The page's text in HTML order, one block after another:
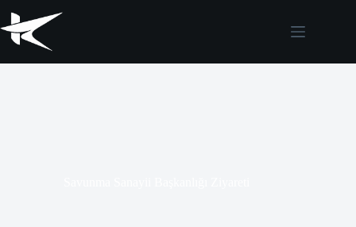
content